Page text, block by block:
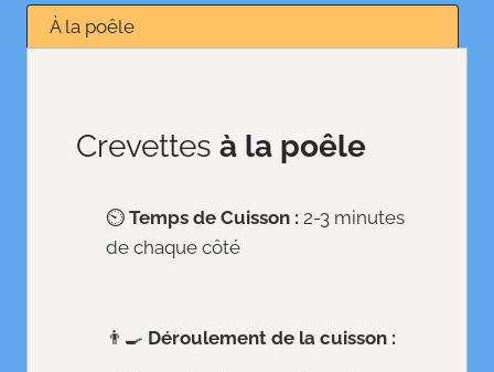
À la poêle
Crevettes à la poêle
⏲️ Temps de Cuisson : 2-3 minutes
de chaque côté
👨‍🍳 Déroulement de la cuisson :